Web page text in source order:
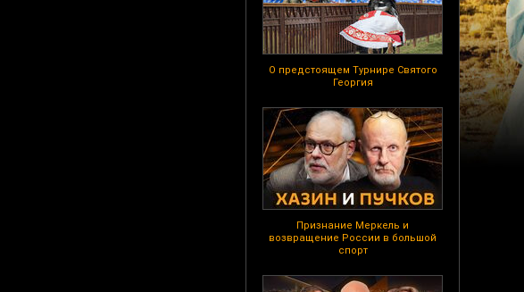
О предстоящем Турнире Святого
Георгия
Признание Меркель и
возвращение России в большой
спорт